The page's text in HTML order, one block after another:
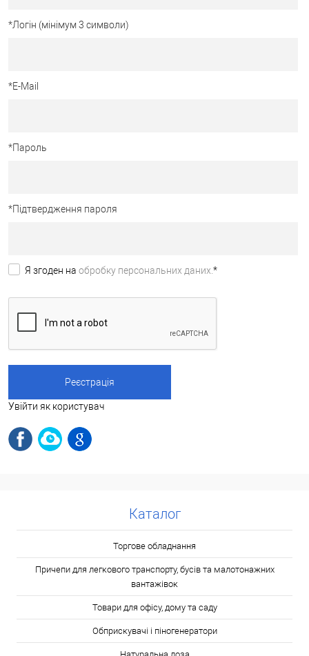
*Логін (мінімум 3 символи)
*E-Mail
*Пароль
*Підтвердження пароля
Я згоден на обробку персональних даних. *
Увійти як користувач
Каталог
Торгове обладнання
Причепи для легкового транспорту, бусів та малотонажних
вантажівок
Товари для офісу, дому та саду
Обприскувачі і піногенератори